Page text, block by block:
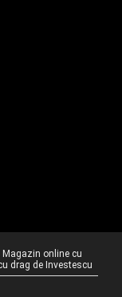
online cu
drag de Investescu